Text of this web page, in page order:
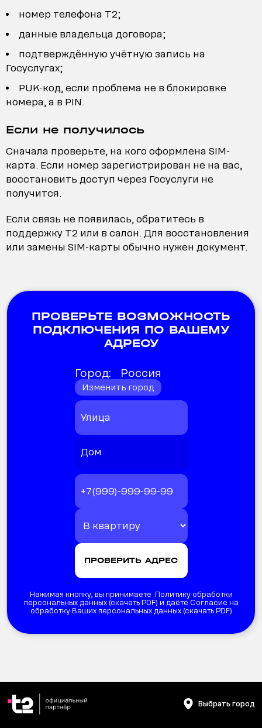
номер телефона T2;
данные владельца договора;
подтверждённую учётную запись на
Госуслугах;
PUK-код, если проблема не в блокировке
номера, а в PIN.
Если не получилось
Сначала проверьте, на кого оформлена SIM-
карта. Если номер зарегистрирован не на вас,
восстановить доступ через Госуслуги не
получится.
Если связь не появилась, обратитесь в
поддержку T2 или в салон. Для восстановления
или замены SIM-карты обычно нужен документ.
ПРОВЕРЬТЕ ВОЗМОЖНОСТЬ
ПОДКЛЮЧЕНИЯ ПО ВАШЕМУ
АДРЕСУ
Город: Россия
Изменить город
Нажимая кнопку, вы принимаете Политику обработки
персональных данных (скачать PDF) и даёте Согласие на
обработку Ваших персональных данных (скачать PDF)
Выбрать город